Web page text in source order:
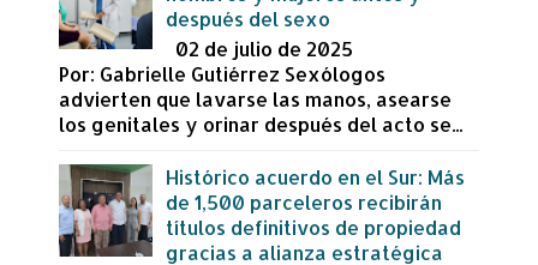
después del sexo
02 de julio de 2025
Por: Gabrielle Gutiérrez Sexólogos
advierten que lavarse las manos, asearse
los genitales y orinar después del acto se...
Histórico acuerdo en el Sur: Más
de 1,500 parceleros recibirán
títulos definitivos de propiedad
gracias a alianza estratégica